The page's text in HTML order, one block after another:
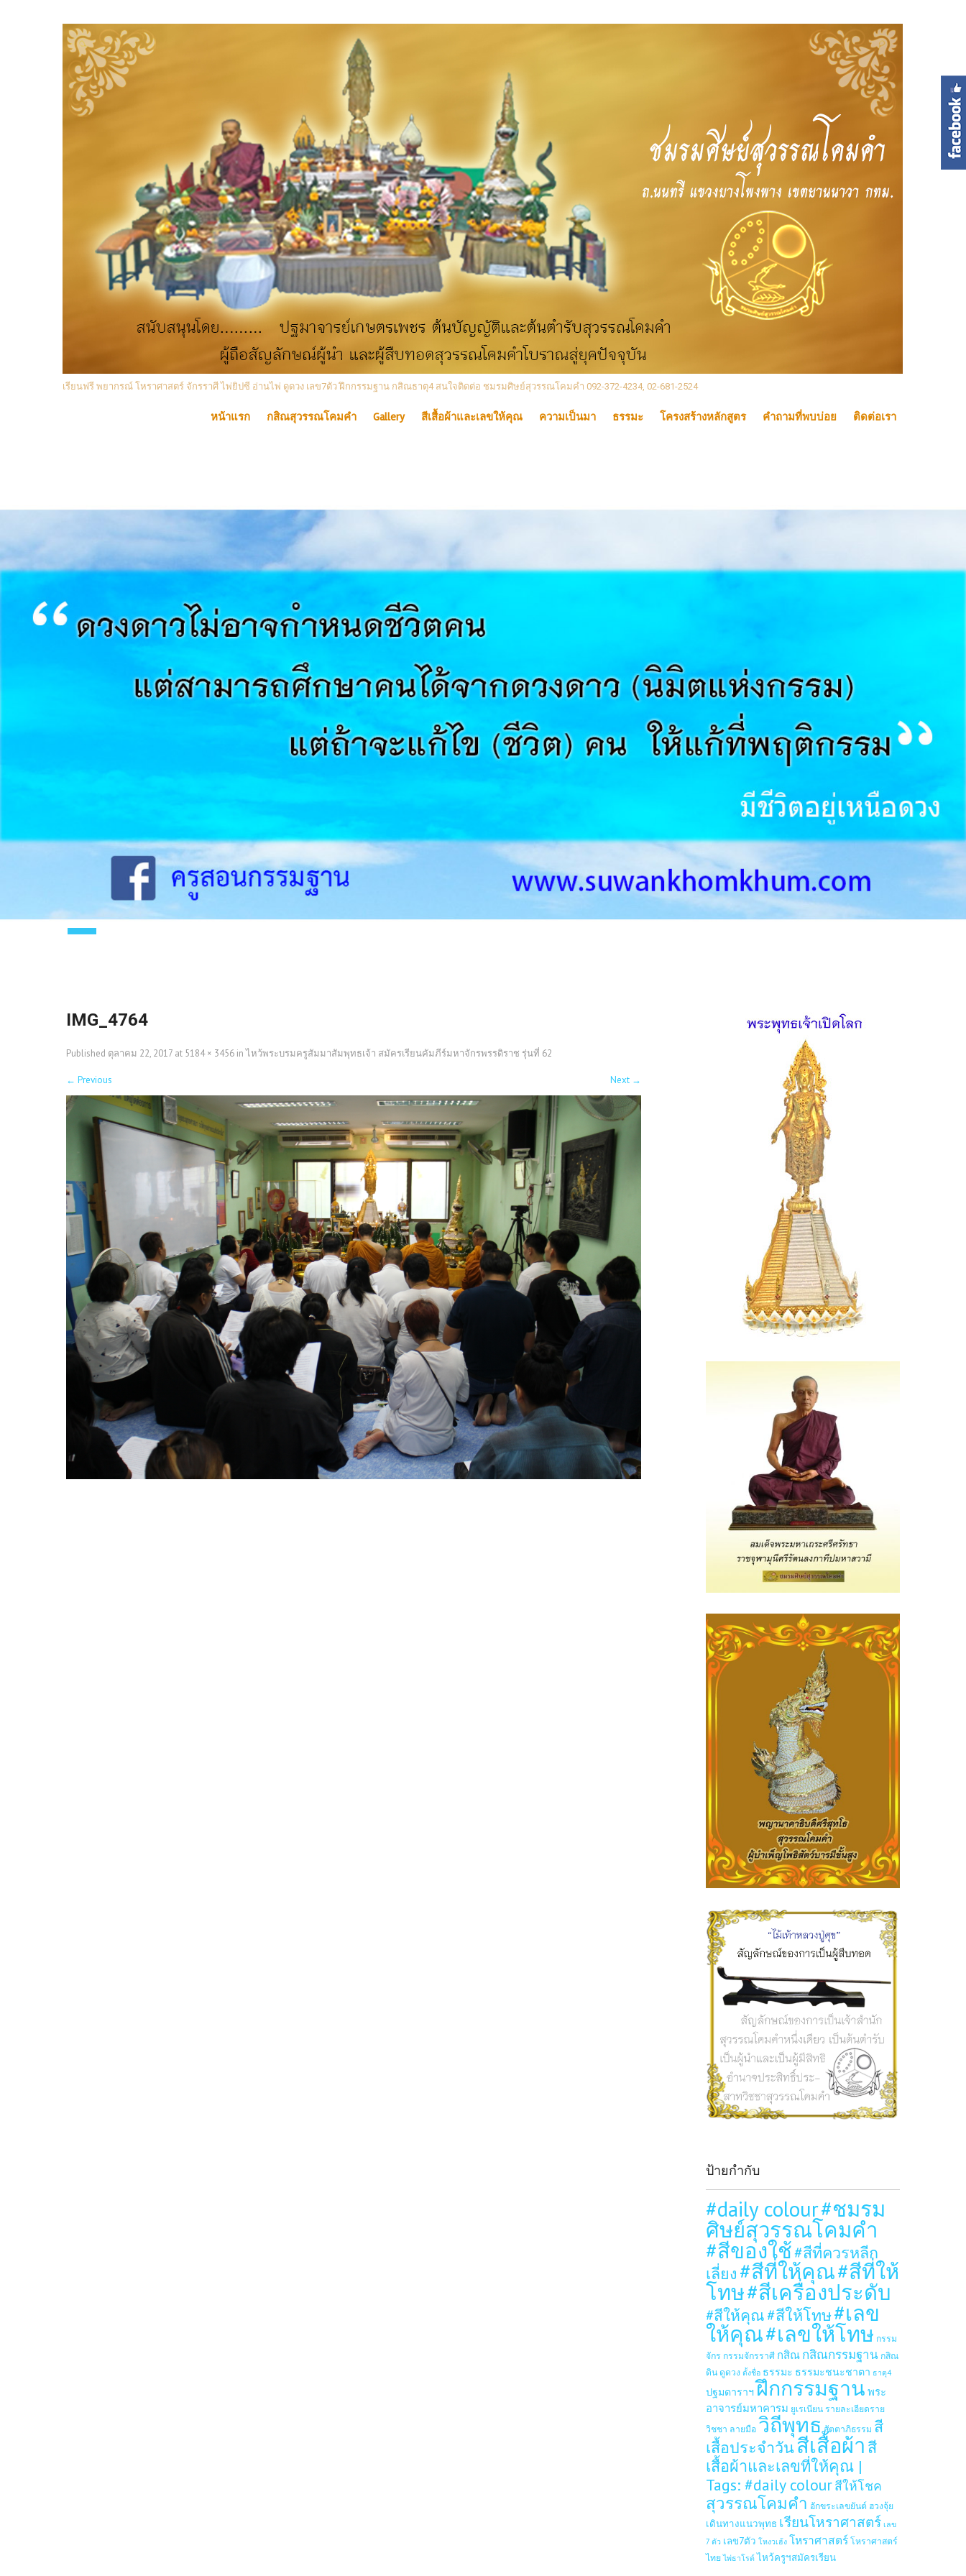
เรียนฟรี พยากรณ์ โหราศาสตร์ จักรราศี ไพ่ยิปซี อ่านไพ่ ดูดวง เลข7ตัว ฝึกกรรมฐาน กสิณธาตุ4 สนใจติดต่อ ชมรมศิษย์สุวรรณโคมคำ 092-372-4234, 02-681-2524
หน้าแรก กสิณสุวรรณโคมคำ Gallery สีเสื้อผ้าและเลขให้คุณ ความเป็นมา ธรรมะ โครงสร้างหลักสูตร คำถามที่พบบ่อย ติดต่อเรา
IMG_4764
Published ตุลาคม 22, 2017 at 5184 × 3456 inไหว้พระบรมครูสัมมาสัมพุทธเจ้า สมัครเรียนคัมภีร์มหาจักรพรรดิราช รุ่นที่ 62
← Previous Next →
ป้ายกำกับ
#daily colour#ชมรม
ศิษย์สุวรรณโคมคำ
#สีของใช้#สีที่ควรหลีก
เลี่ยง #สีที่ให้คุณ#สีที่ให้
โทษ#สีเครื่องประดับ
#สีให้คุณ#สีให้โทษ#เลข
ให้คุณ#เลขให้โทษ กรรม
จักร กรรมจักรราศี กสิณ กสิณกรรมฐาน กสิณ
ดินดูดวง ตั้งชื่อ ธรรมะ ธรรมะชนะชาตา ธาตุ4
ปฐมดาราฯฝึกกรรมฐาน พระ
อาจารย์มหาคารม ยูเรเนียน รายละเอียดราย
วิชชา ลายมือวิถีพุทธ สัตตาภิธรรม สี
เสื้อประจำวันสีเสื้อผ้า สี
เสื้อผ้าและเลขที่ให้คุณ |
Tags: #daily colourสีให้โชค
สุวรรณโคมคำ อักขระเลขยันต์ ฮวงจุ้ย
เดินทางแนวพุทธ เรียนโหราศาสตร์ เลข
7 ตัว เลข7ตัว โหงวเฮ้ง โหราศาสตร์โหราศาสตร์
ไทย ไพ่ธาโรต์ ไหว้ครูฯสมัครเรียน